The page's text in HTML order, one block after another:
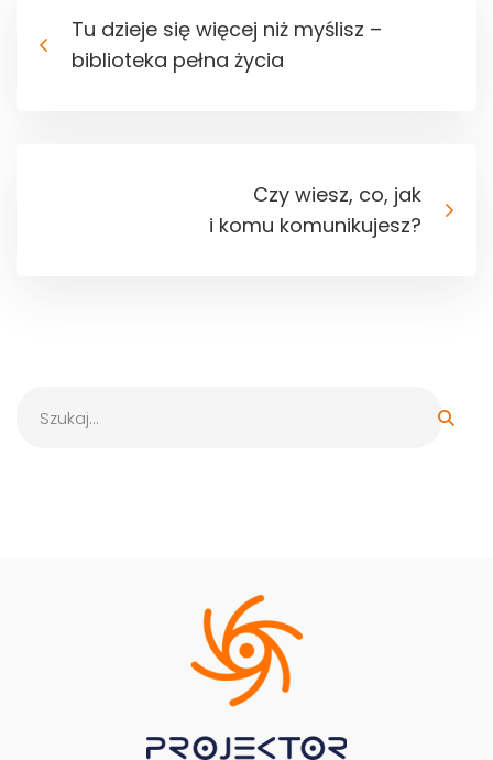
Tu dzieje się więcej niż myślisz –
biblioteka pełna życia
Czy wiesz, co, jak
i komu komunikujesz?